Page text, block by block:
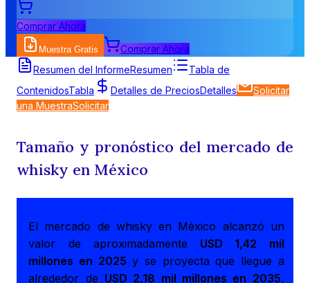
Comprar Ahora
Muestra Gratis
Comprar Ahora
Resumen del InformeResumen
Tabla de
ContenidosTabla Detalles de PreciosDetalles
Solicitar
una MuestraSolicitar
Tamaño y pronóstico del mercado de
whisky en México
El mercado de whisky en México alcanzó un
valor de aproximadamente USD 1,42 mil
millones en 2025 y se proyecta que llegue a
alrededor de USD 2,18 mil millones en 2035,